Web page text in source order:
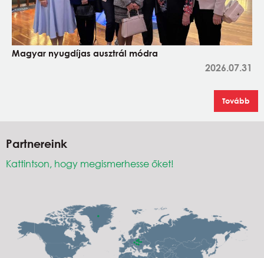
Magyar nyugdíjas ausztrál módra
2026.07.31
Tovább
Partnereink
Kattintson, hogy megismerhesse őket!